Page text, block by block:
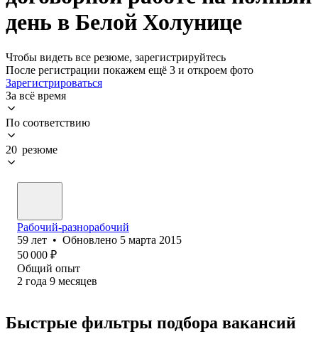
день в Белой Холунице
Чтобы видеть все резюме, зарегистрируйтесь
После регистрации покажем ещё 3 и откроем фото
Зарегистрироваться
За всё время
По соответствию
20 резюме
Рабочий-разнорабочий
59 лет • Обновлено 5 марта 2015
50 000 ₽
Общий опыт
2 года 9 месяцев
Быстрые фильтры подбора вакансий